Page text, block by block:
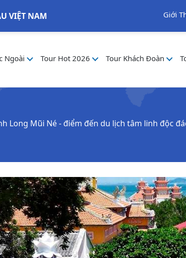
VIỆT NAM Giới
Ngoài Tour Hot 2026 Tour Khách Đoàn
Long Mũi Né - điểm đến du lịch tâm linh độc